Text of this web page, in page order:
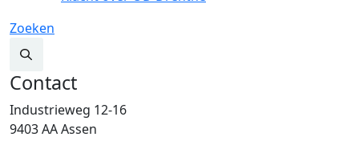
Zoeken
Contact
Industrieweg 12-16
9403 AA Assen